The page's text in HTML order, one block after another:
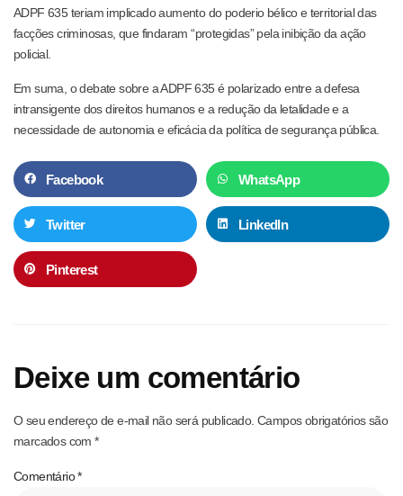
ADPF 635 teriam implicado aumento do poderio bélico e territorial das
facções criminosas, que findaram “protegidas” pela inibição da ação
policial.
Em suma, o debate sobre a ADPF 635 é polarizado entre a defesa
intransigente dos direitos humanos e a redução da letalidade e a
necessidade de autonomia e eficácia da política de segurança pública.
Facebook WhatsApp
Twitter LinkedIn
Pinterest
Deixe um comentário
O seu endereço de e-mail não será publicado. Campos obrigatórios são
marcados com*
Comentário*